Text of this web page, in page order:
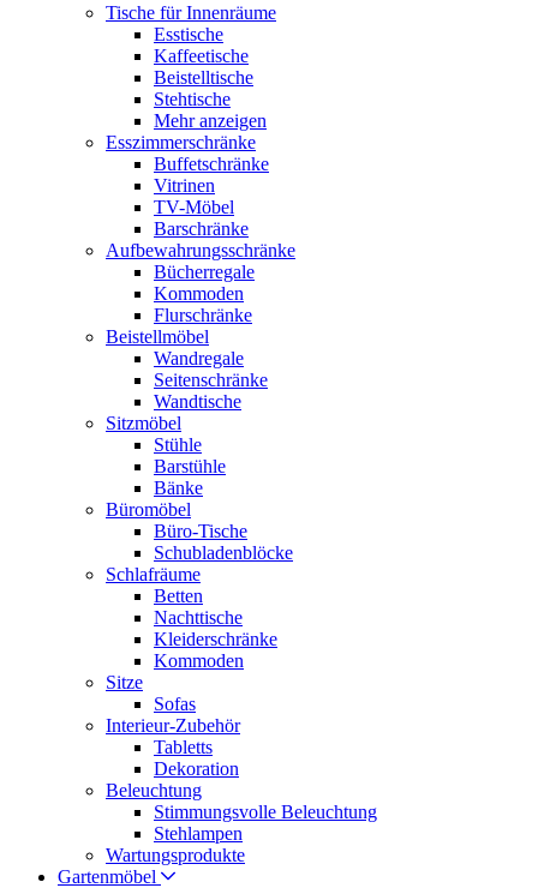
Tische für Innenräume
Esstische
Kaffeetische
Beistelltische
Stehtische
Mehr anzeigen
Esszimmerschränke
Buffetschränke
Vitrinen
TV-Möbel
Barschränke
Aufbewahrungsschränke
Bücherregale
Kommoden
Flurschränke
Beistellmöbel
Wandregale
Seitenschränke
Wandtische
Sitzmöbel
Stühle
Barstühle
Bänke
Büromöbel
Büro-Tische
Schubladenblöcke
Schlafräume
Betten
Nachttische
Kleiderschränke
Kommoden
Sitze
Sofas
Interieur-Zubehör
Tabletts
Dekoration
Beleuchtung
Stimmungsvolle Beleuchtung
Stehlampen
Wartungsprodukte
Gartenmöbel